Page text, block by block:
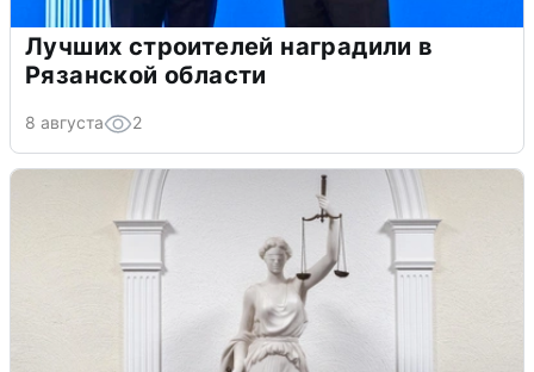
Лучших строителей наградили в
Рязанской области
8 августа 2